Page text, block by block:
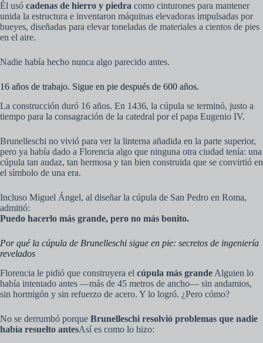
Él usó cadenas de hierro y piedra como cinturones para mantener
unida la estructura e inventaron máquinas elevadoras impulsadas por
bueyes, diseñadas para elevar toneladas de materiales a cientos de pies
en el aire.
Nadie había hecho nunca algo parecido antes.
16 años de trabajo. Sigue en pie después de 600 años.
La construcción duró 16 años. En 1436, la cúpula se terminó, justo a
tiempo para la consagración de la catedral por el papa Eugenio IV.
Brunelleschi no vivió para ver la linterna añadida en la parte superior,
pero ya había dado a Florencia algo que ninguna otra ciudad tenía: una
cúpula tan audaz, tan hermosa y tan bien construida que se convirtió en
el símbolo de una era.
Incluso Miguel Ángel, al diseñar la cúpula de San Pedro en Roma,
admitió:
Puedo hacerlo más grande, pero no más bonito.
Por qué la cúpula de Brunelleschi sigue en pie: secretos de ingeniería
revelados
Florencia le pidió que construyera el cúpula más grande Alguien lo
había intentado antes —más de 45 metros de ancho— sin andamios,
sin hormigón y sin refuerzo de acero. Y lo logró. ¿Pero cómo?
No se derrumbó porque Brunelleschi resolvió problemas que nadie
había resuelto antesAsí es como lo hizo: